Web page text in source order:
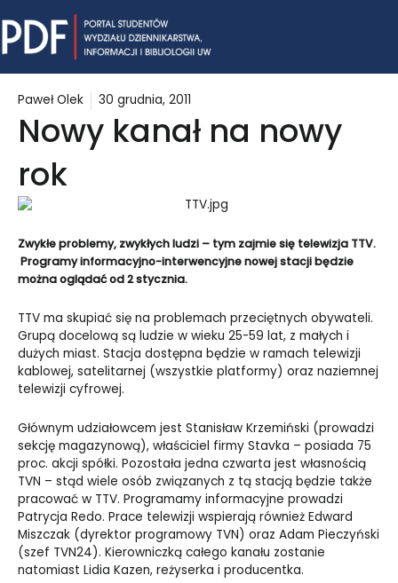
to
content
Paweł Olek 30 grudnia, 2011
Nowy kanał na nowy
rok
Zwykłe problemy, zwykłych ludzi – tym zajmie się telewizja TTV.
Programy informacyjno-interwencyjne nowej stacji będzie
można oglądać od 2 stycznia.
TTV ma skupiać się na problemach przeciętnych obywateli.
Grupą docelową są ludzie w wieku 25-59 lat, z małych i
dużych miast. Stacja dostępna będzie w ramach telewizji
kablowej, satelitarnej (wszystkie platformy) oraz naziemnej
telewizji cyfrowej.
Głównym udziałowcem jest Stanisław Krzemiński (prowadzi
sekcję magazynową), właściciel firmy Stavka – posiada 75
proc. akcji spółki. Pozostała jedna czwarta jest własnością
TVN – stąd wiele osób związanych z tą stacją będzie także
pracować w TTV. Programamy informacyjne prowadzi
Patrycja Redo. Prace telewizji wspierają również Edward
Miszczak (dyrektor programowy TVN) oraz Adam Pieczyński
(szef TVN24). Kierowniczką całego kanału zostanie
natomiast Lidia Kazen, reżyserka i producentka.